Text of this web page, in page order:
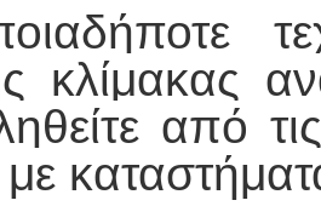
κλίμακας
από
με